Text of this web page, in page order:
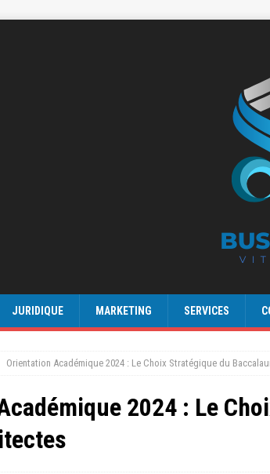
JURIDIQUE MARKETING SERVICES
Orientation Académique 2024 : Le Choix Stratégique du
2024 : Le